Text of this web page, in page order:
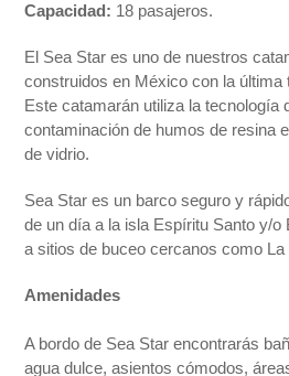
Capacidad: 18 pasajeros.
El Sea Star es uno de nuestros
construidos en México con la última
Este catamarán utiliza la tecnología
contaminación de humos de resina
de vidrio.
Sea Star es un barco seguro y
de un día a la isla Espíritu Santo y/o
a sitios de buceo cercanos como
Amenidades
A bordo de Sea Star encontrarás
agua dulce, asientos cómodos,